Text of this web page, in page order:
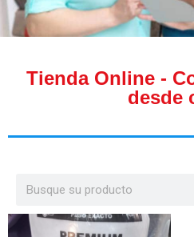
Tienda Online -
desde